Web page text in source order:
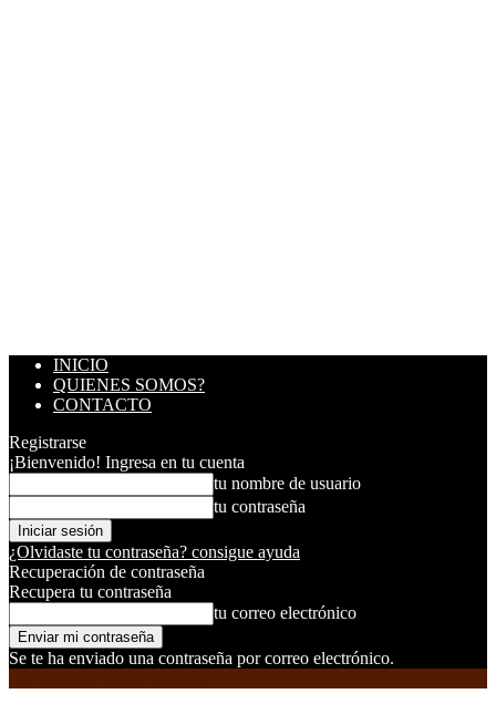
INICIO
QUIENES SOMOS?
CONTACTO
Registrarse
¡Bienvenido! Ingresa en tu cuenta
tu nombre de usuario
tu contraseña
¿Olvidaste tu contraseña? consigue ayuda
Recuperación de contraseña
Recupera tu contraseña
tu correo electrónico
Se te ha enviado una contraseña por correo electrónico.